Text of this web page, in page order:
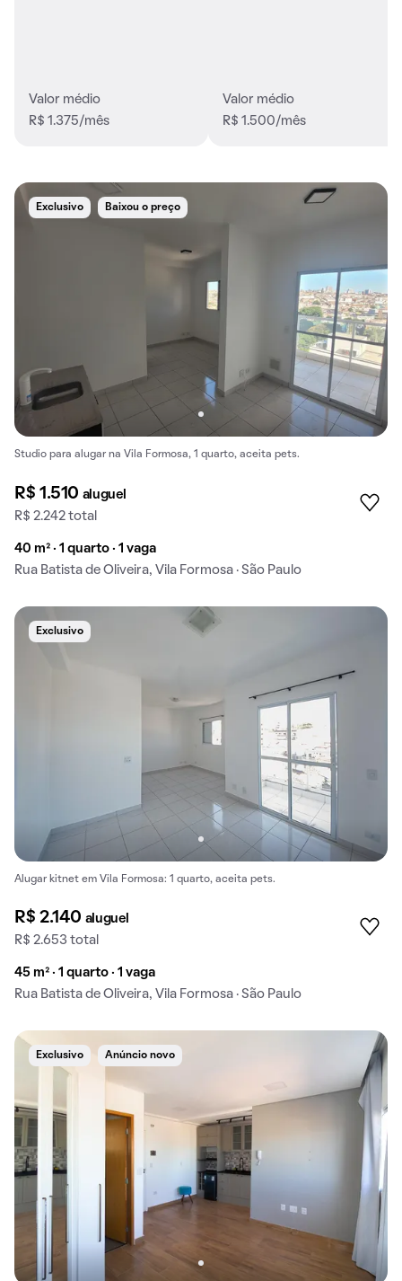
Valor médio
R$ 1.375/mês
Valor médio
R$ 1.500/mês
Exclusivo Baixou o preço
Studio para alugar na Vila Formosa, 1 quarto, aceita pets.
R$ 1.510 aluguel
R$ 2.242 total
40 m² · 1 quarto · 1 vaga
Rua Batista de Oliveira, Vila Formosa · São Paulo
Exclusivo
Alugar kitnet em Vila Formosa: 1 quarto, aceita pets.
R$ 2.140 aluguel
R$ 2.653 total
45 m² · 1 quarto · 1 vaga
Rua Batista de Oliveira, Vila Formosa · São Paulo
Exclusivo Anúncio novo